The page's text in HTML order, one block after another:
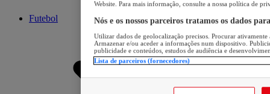
Futebol
Website. Para mais informação, consulte a nossa política de
Nós e os nossos parceiros tratamos os dados
Utilizar dados de geolocalização precisos. Procurar
Armazenar e/ou aceder a informações num dispositivo.
publicidade e conteúdos, estudos de audiência e
Lista de parceiros (fornecedores)